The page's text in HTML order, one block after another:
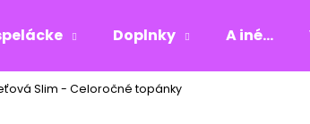
Doplnky A iné...
Slim - Celoročné topánky
Čo potrebujete nájsť?